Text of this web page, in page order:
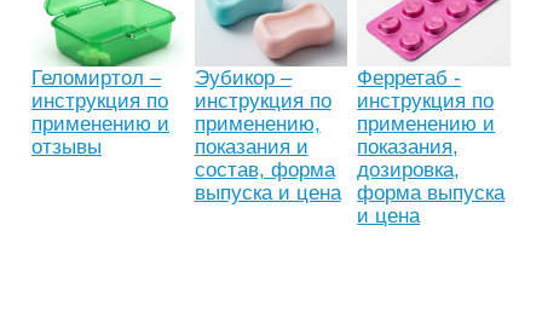
Геломиртол –
инструкция по
применению и
отзывы
Эубикор –
инструкция по
применению,
показания и
состав, форма
выпуска и цена
Ферретаб -
инструкция по
применению и
показания,
дозировка,
форма выпуска
и цена